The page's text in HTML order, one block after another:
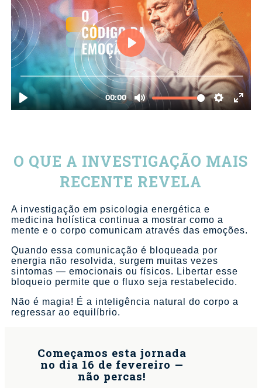
O QUE A INVESTIGAÇÃO MAIS
RECENTE REVELA
A investigação em psicologia energética e
medicina holística continua a mostrar como a
mente e o corpo comunicam através das emoções.
Quando essa comunicação é bloqueada por
energia não resolvida, surgem muitas vezes
sintomas — emocionais ou físicos. Libertar esse
bloqueio permite que o fluxo seja restabelecido.
Não é magia! É a inteligência natural do corpo a
regressar ao equilíbrio.
Começamos esta jornada
no dia 16 de fevereiro —
não percas!